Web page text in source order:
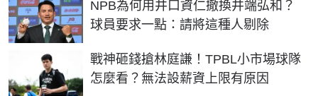
NPB為何用井口資仁撤換井端弘和？
球員要求一點：請將這種人剔除
戰神砸錢搶林庭謙！TPBL小市場球隊
怎麼看？無法設薪資上限有原因